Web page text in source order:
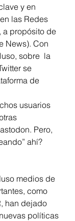
y en
las Redes
a propósito de
News). Con
sobre  la
se
de
usuarios
Pero,
ahí?
medios de
como
han dejado
políticas